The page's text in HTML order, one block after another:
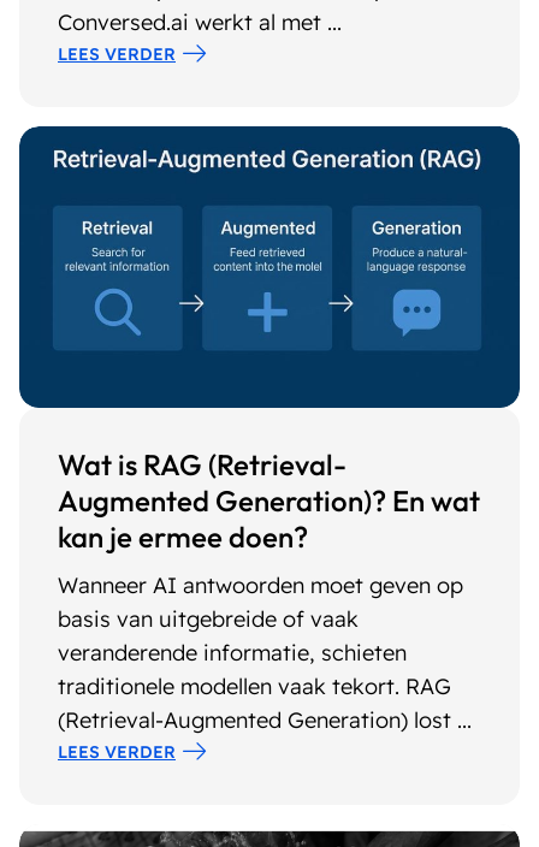
Conversed.ai werkt al met ...
LEES VERDER
Wat is RAG (Retrieval-
Augmented Generation)? En wat
kan je ermee doen?
Wanneer AI antwoorden moet geven op
basis van uitgebreide of vaak
veranderende informatie, schieten
traditionele modellen vaak tekort. RAG
(Retrieval-Augmented Generation) lost ...
LEES VERDER